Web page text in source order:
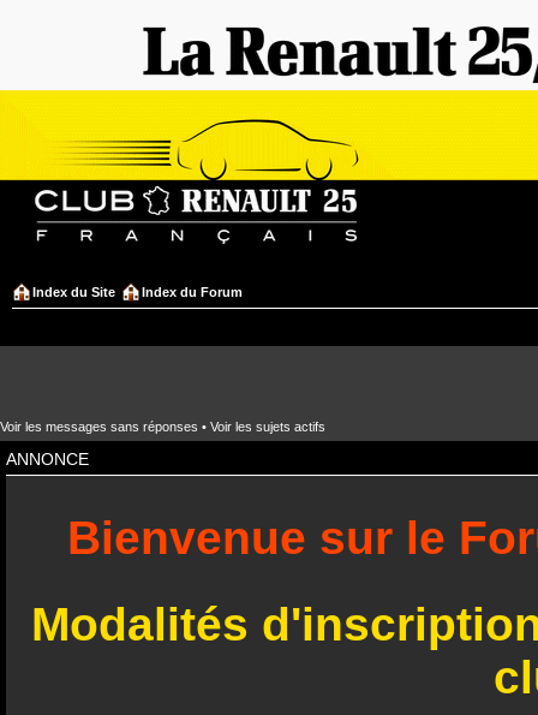
Index du Site Index du Forum
Voir les messages sans réponses • Voir les sujets actifs
ANNONCE
Bienvenue sur le
Modalités